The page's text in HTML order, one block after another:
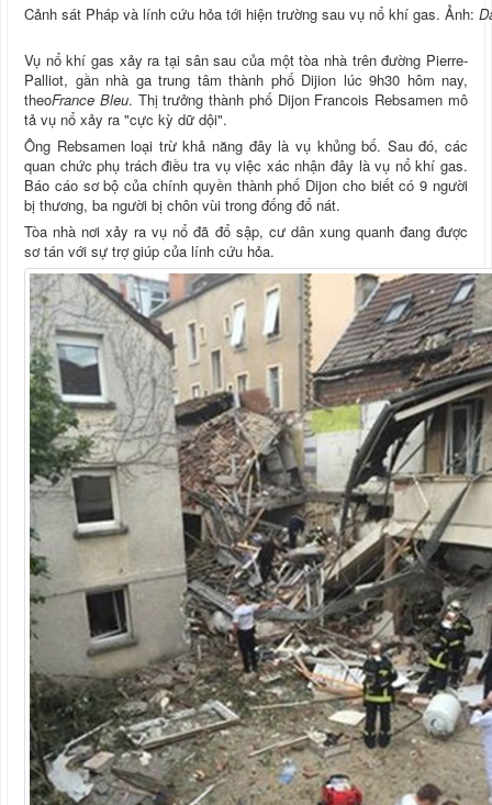
Cảnh sát Pháp và lính cứu hỏa tới hiện trường sau vụ nổ khí gas. Ảnh:
Vụ nổ khí gas xảy ra tại sân sau của một tòa nhà trên đường Pierre-
Palliot, gần nhà ga trung tâm thành phố Dijion lúc 9h30 hôm nay,
theoFrance Bleu. Thị trưởng thành phố Dijon Francois Rebsamen mô
tả vụ nổ xảy ra "cực kỳ dữ dội".
Ông Rebsamen loại trừ khả năng đây là vụ khủng bố. Sau đó, các
quan chức phụ trách điều tra vụ việc xác nhận đây là vụ nổ khí gas.
Báo cáo sơ bộ của chính quyền thành phố Dijon cho biết có 9 người
bị thương, ba người bị chôn vùi trong đống đổ nát.
Tòa nhà nơi xảy ra vụ nổ đã đổ sập, cư dân xung quanh đang được
sơ tán với sự trợ giúp của lính cứu hỏa.